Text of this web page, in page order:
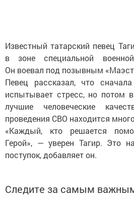
Известный татарский певец
в зоне специальной
Он воевал под позывным
Певец рассказал, что сначала
испытывает стресс, но потом
лучшие человеческие
проведения СВО находится
«Каждый, кто решается
Герой», — уверен Тагир. Это
поступок, добавляет он.
Следите за самым